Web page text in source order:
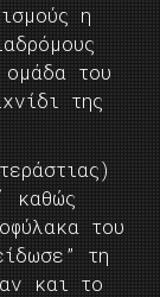
η
του
της
καθώς
του
τη
και το